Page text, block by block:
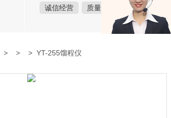
诚信经营 质量保障 价格实惠
> > > YT-255馏程仪